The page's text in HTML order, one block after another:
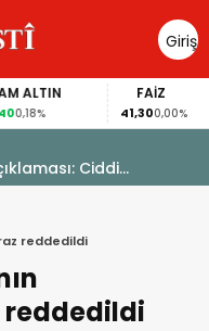
Giriş
Yap
ALTIN FAİZ
41,300,00%
Ciddi
reddedildi